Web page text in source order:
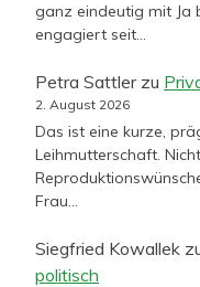
ganz eindeutig mit Ja
engagiert seit…
Petra Sattlerzu
2. August 2026
Das ist eine kurze,
Leihmutterschaft.
Frau…
Siegfried Kowallek
politisch